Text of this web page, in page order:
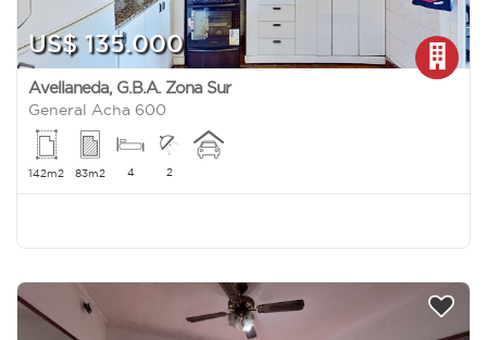
US$ 135.000
Avellaneda, G.B.A. Zona Sur
General Acha 600
142m2 83m2 4 2